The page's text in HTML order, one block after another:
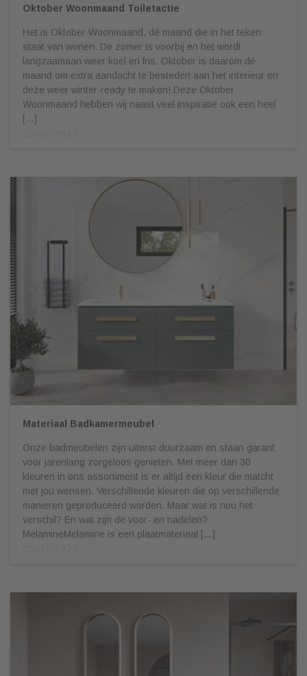
Oktober Woonmaand Toiletactie
Het is Oktober Woonmaand, dé maand die in het teken
staat van wonen. De zomer is voorbij en het wordt
langzaamaan weer koel en fris. Oktober is daarom dé
maand om extra aandacht te besteden aan het interieur en
deze weer winter-ready te maken! Deze Oktober
Woonmaand hebben wij naast veel inspiratie ook een heel
[…]
Materiaal Badkamermeubel
Onze badmeubelen zijn uiterst duurzaam en staan garant
voor jarenlang zorgeloos genieten. Met meer dan 30
kleuren in ons assortiment is er altijd een kleur die matcht
met jou wensen. Verschillende kleuren die op verschillende
manieren geproduceerd worden. Maar wat is nou het
verschil? En wat zijn de voor- en nadelen?
MelamineMelamine is een plaatmateriaal […]